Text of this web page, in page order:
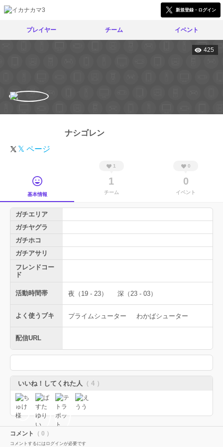
新規登録・ログイン
プレイヤー チーム イベント
425
ナシゴレン
𝕏 ページ
基本情報
1
1
チーム
0
0
イベント
ガチエリア
ガチヤグラ
ガチホコ
ガチアサリ
フレンドコー
ド
活動時間帯 夜（19 - 23） 深（23 - 03）
よく使うブキ プライムシューター わかばシューター
配信URL
いいね！してくれた人 （ 4 ）
コメント （ 0 ）
コメントするにはログインが必要です